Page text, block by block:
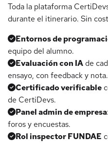
Toda la plataforma
durante el itinerario. Sin
Entornos de
equipo del alumno.
Evaluación con IA de
ensayo, con feedback y nota.
Certificado verificable
de CertiDevs.
Panel admin de empresa
foros y encuestas.
Rol inspector FUNDAE